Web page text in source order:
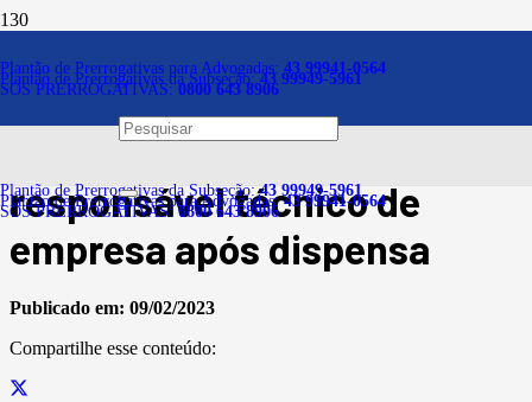
Plantão de Prerrogativas para Advogadas: 43 99941-0564
Plantão de Prerrogativas da Subseção:43 99949-5961
SOS PRERROGATIVAS:0800 643 8906
Plantão de Prerrogativas da Subseção:43 99949-5961
Plantão de Prerrogativas para Advogadas:43 99941-0564
SOS PRERROGATIVAS:0800 643 8906
Engenheiro será indenizado
por ser mantido como
responsável técnico de
empresa após dispensa
Publicado em: 09/02/2023
Compartilhe esse conteúdo: